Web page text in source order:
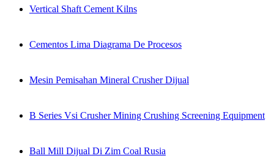
Vertical Shaft Cement Kilns
Cementos Lima Diagrama De Procesos
Mesin Pemisahan Mineral Crusher Dijual
B Series Vsi Crusher Mining Crushing Screening Equipment
Ball Mill Dijual Di Zim Coal Rusia